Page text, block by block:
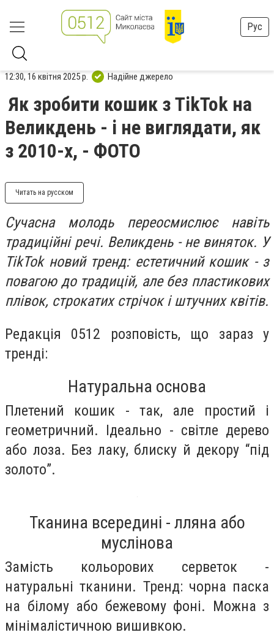
Рус
12:30, 16 квітня 2025 р. Надійне джерело
Як зробити кошик з TikTok на
Великдень - і не виглядати, як
з 2010-х, - ФОТО
Читать на русском
Сучасна молодь переосмислює навіть
традиційні речі. Великдень - не виняток. У
TikTok новий тренд: естетичний кошик - з
повагою до традицій, але без пластикових
плівок, строкатих стрічок і штучних квітів.
Редакція 0512 розповість, що зараз у
тренді:
Натуральна основа
Плетений кошик - так, але простий і
геометричний. Ідеально - світле дерево
або лоза. Без лаку, блиску й декору “під
золото”.
Тканина всередині - лляна або
муслінова
Замість кольорових серветок -
натуральні тканини. Тренд: чорна паска
на білому або бежевому фоні. Можна з
мінімалістичною вишивкою.